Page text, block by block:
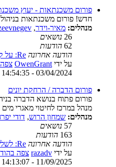
פורום משכנתאות - יעוץ
חדש! פורום משכנתאות
מנהלים: מאיר-וידר,
26 נושאים
62 הודעות
הודעה אחרונה Re: על קצה המזלג לחיסכון במשכ…
על ידיOwenGrant
03/04/2024 - 14:54:35
פורום הדברה / הרחקת יונים
פורום פתוח בנושא הדברה
מנהל במרכז לחיטוי מאגרי
מנהלים: שמחון הרוש, דודי
57 נושאים
163 הודעות
הודעה אחרונה Re: לשלשת יונים בחניה
על ידי razadv צפה
11/09/2025 - 14:13:07